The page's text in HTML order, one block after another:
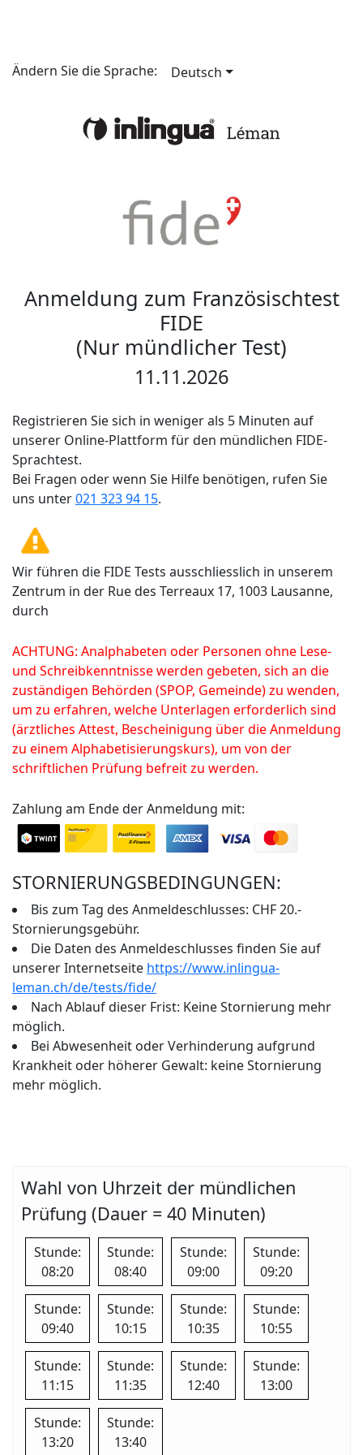
Ändern Sie die Sprache: Deutsch
Anmeldung zum Französischtest
FIDE
(Nur mündlicher Test)
11.11.2026
Registrieren Sie sich in weniger als 5 Minuten auf
unserer Online-Plattform für den mündlichen FIDE-
Sprachtest.
Bei Fragen oder wenn Sie Hilfe benötigen, rufen Sie
uns unter021 323 94 15.
Wir führen die FIDE Tests ausschliesslich in unserem
Zentrum in der Rue des Terreaux 17, 1003 Lausanne,
durch
ACHTUNG: Analphabeten oder Personen ohne Lese-
und Schreibkenntnisse werden gebeten, sich an die
zuständigen Behörden (SPOP, Gemeinde) zu wenden,
um zu erfahren, welche Unterlagen erforderlich sind
(ärztliches Attest, Bescheinigung über die Anmeldung
zu einem Alphabetisierungskurs), um von der
schriftlichen Prüfung befreit zu werden.
Zahlung am Ende der Anmeldung mit:
STORNIERUNGSBEDINGUNGEN:
Bis zum Tag des Anmeldeschlusses: CHF 20.-
Stornierungsgebühr.
Die Daten des Anmeldeschlusses finden Sie auf
unserer Internetseite https://www.inlingua-
leman.ch/de/tests/fide/
Nach Ablauf dieser Frist: Keine Stornierung mehr
möglich.
Bei Abwesenheit oder Verhinderung aufgrund
Krankheit oder höherer Gewalt: keine Stornierung
mehr möglich.
Wahl von Uhrzeit der mündlichen
Prüfung (Dauer = 40 Minuten)
Stunde:
08:20
Stunde:
08:40
Stunde:
09:00
Stunde:
09:20
Stunde:
09:40
Stunde:
10:15
Stunde:
10:35
Stunde:
10:55
Stunde:
11:15
Stunde:
11:35
Stunde:
12:40
Stunde:
13:00
Stunde:
13:20
Stunde:
13:40